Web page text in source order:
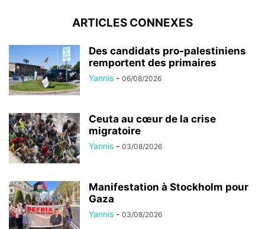
ARTICLES CONNEXES
Des candidats pro-palestiniens
remportent des primaires
Yannis - 06/08/2026
Ceuta au cœur de la crise
migratoire
Yannis - 03/08/2026
Manifestation à Stockholm pour
Gaza
Yannis - 03/08/2026